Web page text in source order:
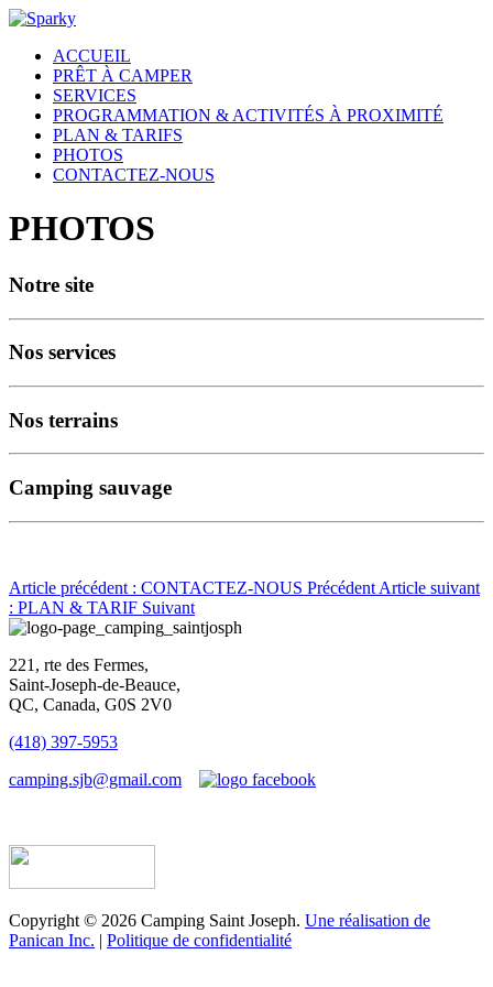
ACCUEIL
PRÊT À CAMPER
SERVICES
PROGRAMMATION & ACTIVITÉS À PROXIMITÉ
PLAN & TARIFS
PHOTOS
CONTACTEZ-NOUS
PHOTOS
Notre site
Nos services
Nos terrains
Camping sauvage
Article précédent : CONTACTEZ-NOUS Précédent Article suivant
: PLAN & TARIF Suivant
221, rte des Fermes,
Saint-Joseph-de-Beauce,
QC, Canada, G0S 2V0
(418) 397-5953
camping.sjb@gmail.com
Copyright © 2026 Camping Saint Joseph. Une réalisation de
Panican Inc. | Politique de confidentialité